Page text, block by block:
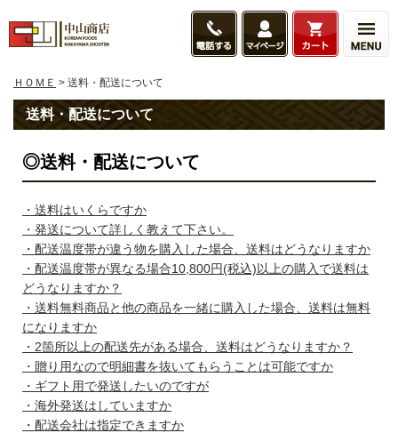
ＨＯＭＥ > 送料・配送について
送料・配送について
◎送料・配送について
・送料はいくらですか
・発送について詳しく教えて下さい。
・配送温度帯が違う物を購入した場合、送料はどうなりますか
・配送温度帯が異なる場合10,800円(税込)以上の購入で送料は
どうなりますか？
・送料無料商品と他の商品を一緒に購入した場合、送料は無料
になりますか
・2箇所以上の配送先がある場合、送料はどうなりますか？
・贈り用なので明細書を抜いてもらうことは可能ですか
・ギフト用で発送したいのですが
・海外発送はしていますか
・配送会社は指定できますか